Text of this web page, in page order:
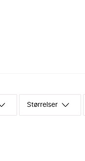
Størrelser